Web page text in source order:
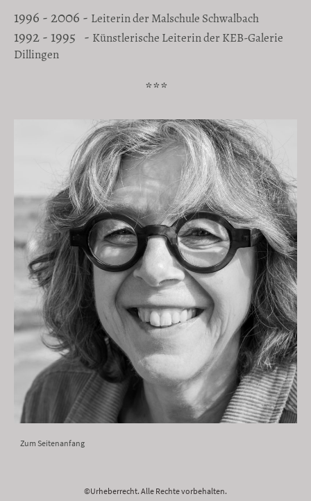
1996 - 2006 - Leiterin der Malschule Schwalbach
1992 - 1995 - Künstlerische Leiterin der KEB-Galerie
Dillingen
***
Zum Seitenanfang
©Urheberrecht. Alle Rechte vorbehalten.